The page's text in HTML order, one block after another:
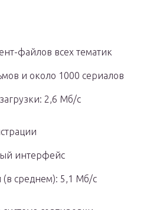
файлов всех тематик
и около 1000 сериалов
2,6 Мб/с
интерфейс
(в среднем): 5,1 Мб/с